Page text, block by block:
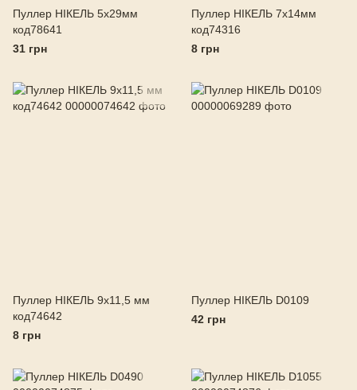
Пуллер НІКЕЛЬ 5х29мм
код78641
31 грн
Пуллер НІКЕЛЬ 7х14мм
код74316
8 грн
Пуллер НІКЕЛЬ 9х11,5 мм
код74642
8 грн
Пуллер НІКЕЛЬ D0109
42 грн